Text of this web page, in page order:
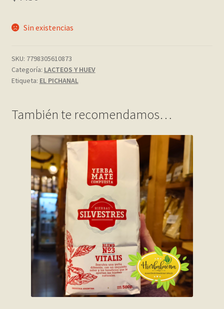
Privacy Policy
Tienda
Wishlist
Wishlist
Sin existencias
SKU: 7798305610873
Categoría: LACTEOS Y HUEV
Etiqueta: EL PICHANAL
También te recomendamos…